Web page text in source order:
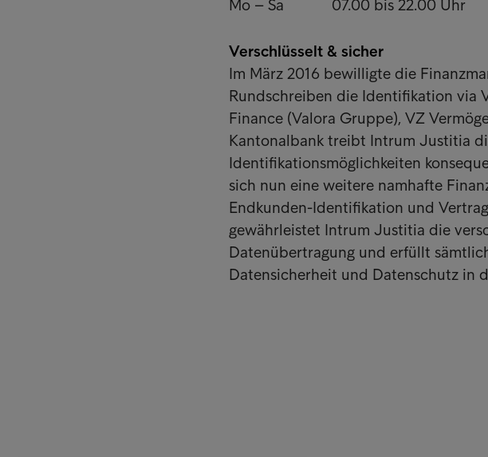
Mo – Sa 07.00 bis 22.00 Uhr
Verschlüsselt & sicher
Im März 2016 bewilligte die
Rundschreiben die Identifikation via
Finance (Valora Gruppe), VZ
Kantonalbank treibt Intrum Justitia
Identifikationsmöglichkeiten
sich nun eine weitere namhafte
Endkunden-Identifikation und
gewährleistet Intrum Justitia die
Datenübertragung und erfüllt
Datensicherheit und Datenschutz in